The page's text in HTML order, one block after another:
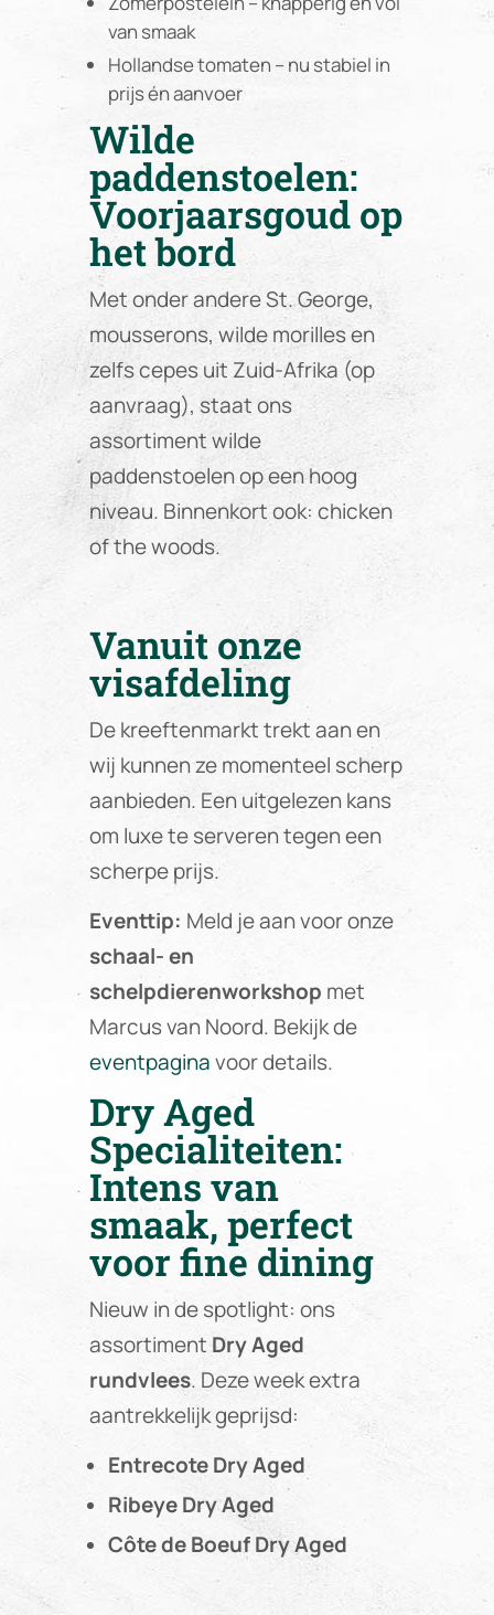
van smaak
Hollandse tomaten – nu stabiel in
prijs én aanvoer
Wilde
paddenstoelen:
Voorjaarsgoud op
het bord
Met onder andere St. George,
mousserons, wilde morilles en
zelfs cepes uit Zuid-Afrika (op
aanvraag), staat ons
assortiment wilde
paddenstoelen op een hoog
niveau. Binnenkort ook: chicken
of the woods.
Vanuit onze
visafdeling
De kreeftenmarkt trekt aan en
wij kunnen ze momenteel scherp
aanbieden. Een uitgelezen kans
om luxe te serveren tegen een
scherpe prijs.
Eventtip: Meld je aan voor onze
schaal- en
schelpdierenworkshop met
Marcus van Noord. Bekijk de
eventpaginavoor details.
Dry Aged
Specialiteiten:
Intens van
smaak, perfect
voor fine dining
Nieuw in de spotlight: ons
assortiment Dry Aged
rundvlees. Deze week extra
aantrekkelijk geprijsd:
Entrecote Dry Aged
Ribeye Dry Aged
Côte de Boeuf Dry Aged